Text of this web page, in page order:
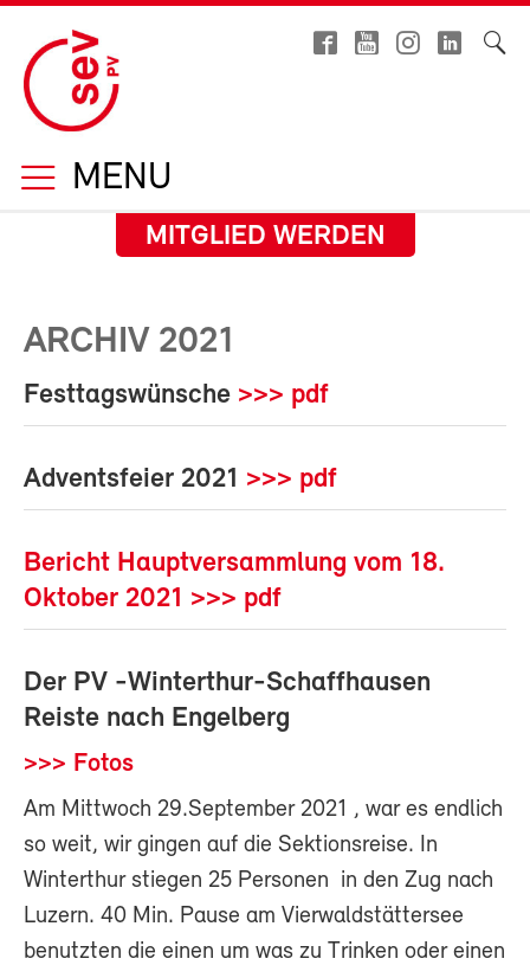
MENU
MITGLIED WERDEN
ARCHIV 2021
Festtagswünsche >>> pdf
Adventsfeier 2021 >>> pdf
Bericht Hauptversammlung vom 18.
Oktober 2021 >>> pdf
Der PV -Winterthur-Schaffhausen
Reiste nach Engelberg
>>> Fotos
Am Mittwoch 29.September 2021 , war es endlich
so weit, wir gingen auf die Sektionsreise. In
Winterthur stiegen 25 Personen in den Zug nach
Luzern. 40 Min. Pause am Vierwaldstättersee
benutzten die einen um was zu Trinken oder einen